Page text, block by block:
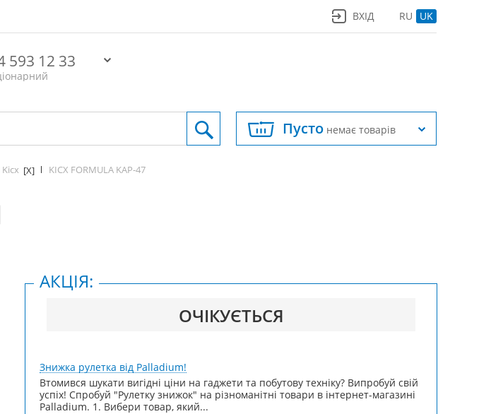
RU UK
ВХІД
593 12 33
Пусто немає товарів
Kicx [X] KICX FORMULA KAP-47
ОЧІКУЄТЬСЯ
АКЦІЯ:
Знижка рулетка від Palladium!
Втомився шукати вигідні ціни на гаджети та побутову техніку? Випробуй свій
успіх! Спробуй "Рулетку знижок" на різноманітні товари в інтернет-магазині
Palladium. 1. Вибери товар, який...